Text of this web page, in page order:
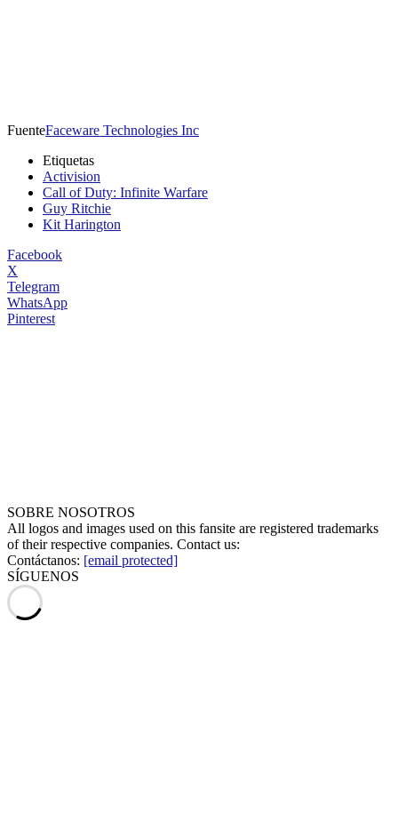
FuenteFaceware Technologies Inc
Etiquetas
Activision
Call of Duty: Infinite Warfare
Guy Ritchie
Kit Harington
Facebook
X
Telegram
WhatsApp
Pinterest
SOBRE NOSOTROS
All logos and images used on this fansite are registered trademarks
of their respective companies. Contact us:
Contáctanos: [email protected]
SÍGUENOS